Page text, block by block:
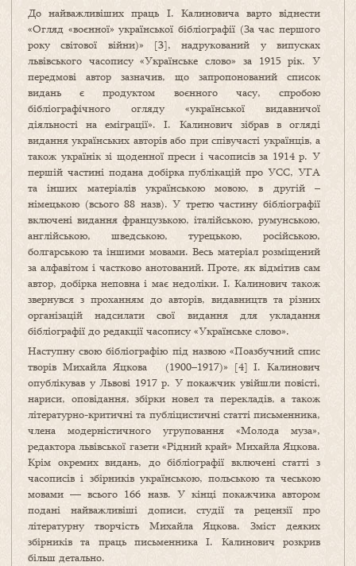
До найважливіших праць І. Калиновича варто віднес­ти
«Огляд «воєнної» української бібліо­графії (За час першого
року світової війни)» [3], надрукований у випусках
львівського часопису «Українське слово» за 1915 рік. У
передмові автор зазначив, що запропонований список
видань є продуктом воєнного часу, спробою
бібліографічного огляду «української видавничої
діяльності на еміграції». І. Калинович зібрав в огляді
видання українських авторів або при співучасті українців, а
також українік зі щоденної преси і часописів за 1914 р. У
першій частині подана добірка публікацій про УСС, УГА
та інших матеріалів українською мовою, в дру­гій –
німецькою (всього 88 назв). У третю частину бібліо­графії
включені видання французькою, італійською, румунською,
англійською, швед­ською, турецькою, ро­сійською,
болгарською та іншими мовами. Весь мате­ріал розміщений
за алфавітом і частково анотований. Проте, як відмітив сам
автор, добірка неповна і має недоліки. І. Калинович також
звернувся з проханням до авторів, видавництв та різних
організацій надсилати свої видання для укладання
бібліографії до редакції часопису «Українське слово».
Наступну свою бібліографію під назвою «По­аз­­бучний спис
творів Михайла Яцкова (1900–1917)» [4] І. Калинович
опублікував у Львові 1917 р. У покажчик увійшли повісті,
нариси, оповідання, збірки новел та перекладів, а також
літературно-критичні та публіцистичні статті письменника,
члена модерністичного угру­повання «Молода муза»,
редактора львівської газети «Рідний край» Михайла Яцкова.
Крім окремих видань, до бібліо­графії включені статті з
часописів і збірників українською, польською та чеською
мовами — всього 166 назв. У кінці покажчика автором
подані найважливіші дописи, студії та рецензії про
літературну творчість Михайла Яцкова. Зміст деяких
збірників та праць письменника І. Калинович розкрив
більш детально.